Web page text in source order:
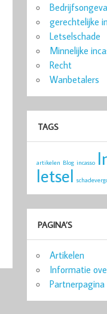
gerechtelijke
Letselschade
Minnelijke
Recht
Wanbetalers
TAGS
artikelen Blog incasso
letsel
PAGINA’S
Artikelen
Informatie
Partnerpagina